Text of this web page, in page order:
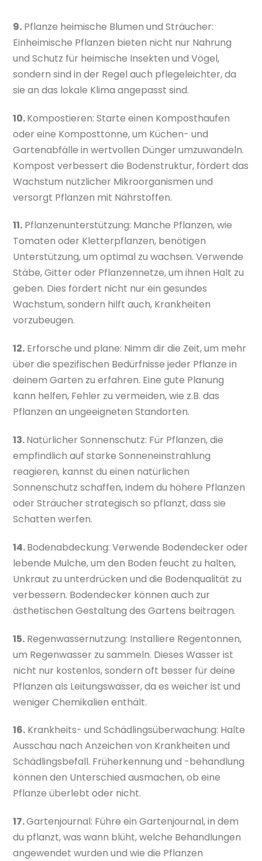
9. Pflanze heimische Blumen und Sträucher:
Einheimische Pflanzen bieten nicht nur Nahrung
und Schutz für heimische Insekten und Vögel,
sondern sind in der Regel auch pflegeleichter, da
sie an das lokale Klima angepasst sind.
10.Kompostieren: Starte einen Komposthaufen
oder eine Komposttonne, um Küchen- und
Gartenabfälle in wertvollen Dünger umzuwandeln.
Kompost verbessert die Bodenstruktur, fördert das
Wachstum nützlicher Mikroorganismen und
versorgt Pflanzen mit Nährstoffen.
11. Pflanzenunterstützung: Manche Pflanzen, wie
Tomaten oder Kletterpflanzen, benötigen
Unterstützung, um optimal zu wachsen. Verwende
Stäbe, Gitter oder Pflanzennetze, um ihnen Halt zu
geben. Dies fördert nicht nur ein gesundes
Wachstum, sondern hilft auch, Krankheiten
vorzubeugen.
12. Erforsche und plane: Nimm dir die Zeit, um mehr
über die spezifischen Bedürfnisse jeder Pflanze in
deinem Garten zu erfahren. Eine gute Planung
kann helfen, Fehler zu vermeiden, wie z.B. das
Pflanzen an ungeeigneten Standorten.
13.Natürlicher Sonnenschutz: Für Pflanzen, die
empfindlich auf starke Sonneneinstrahlung
reagieren, kannst du einen natürlichen
Sonnenschutz schaffen, indem du höhere Pflanzen
oder Sträucher strategisch so pflanzt, dass sie
Schatten werfen.
14.Bodenabdeckung: Verwende Bodendecker oder
lebende Mulche, um den Boden feucht zu halten,
Unkraut zu unterdrücken und die Bodenqualität zu
verbessern. Bodendecker können auch zur
ästhetischen Gestaltung des Gartens beitragen.
15. Regenwassernutzung: Installiere Regentonnen,
um Regenwasser zu sammeln. Dieses Wasser ist
nicht nur kostenlos, sondern oft besser für deine
Pflanzen als Leitungswasser, da es weicher ist und
weniger Chemikalien enthält.
16. Krankheits- und Schädlingsüberwachung: Halte
Ausschau nach Anzeichen von Krankheiten und
Schädlingsbefall. Früherkennung und -behandlung
können den Unterschied ausmachen, ob eine
Pflanze überlebt oder nicht.
17.Gartenjournal: Führe ein Gartenjournal, in dem
du pflanzt, was wann blüht, welche Behandlungen
angewendet wurden und wie die Pflanzen